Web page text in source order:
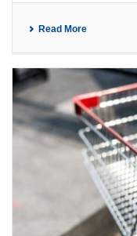
Read More